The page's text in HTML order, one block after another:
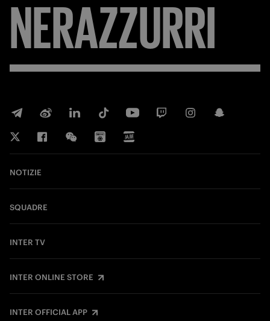
NERAZZURRI
NOTIZIE
SQUADRE
INTER TV
INTER ONLINE STORE
INTER OFFICIAL APP